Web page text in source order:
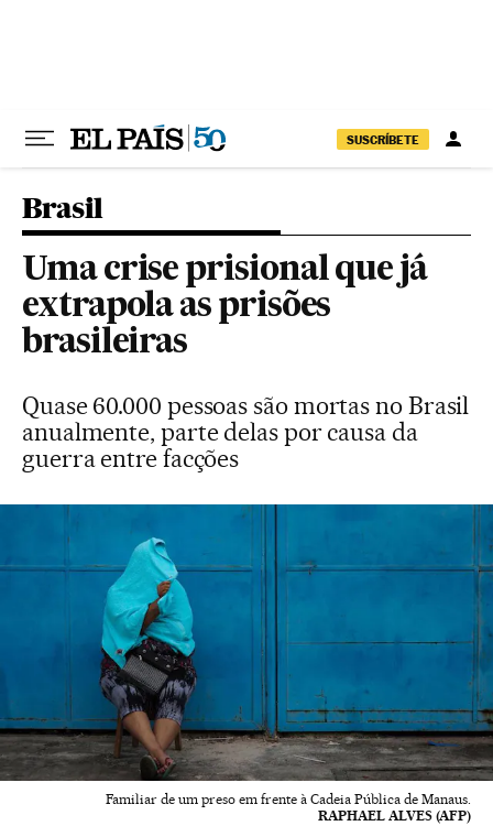
SUSCRÍBETE
Brasil
Uma crise prisional que já
extrapola as prisões
brasileiras
Quase 60.000 pessoas são mortas no Brasil
anualmente, parte delas por causa da
guerra entre facções
Familiar de um preso em frente à Cadeia Pública de Manaus.
RAPHAEL ALVES (AFP)